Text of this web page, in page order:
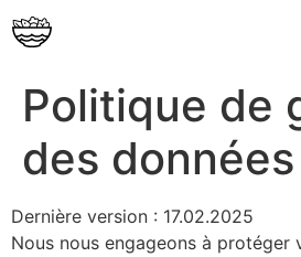
Politique de
des données
Dernière version : 17.02.2025
Nous nous engageons à protéger